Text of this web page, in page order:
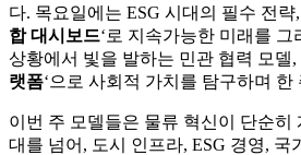
다. 목요일에는 ESG 시대의 필수 전략,
합 대시보드‘로 지속가능한 미래를 그
상황에서 빛을 발하는 민관 협력 모델,
랫폼‘으로 사회적 가치를 탐구하며 한
이번 주 모델들은 물류 혁신이 단순히
대를 넘어, 도시 인프라, ESG 경영, 국